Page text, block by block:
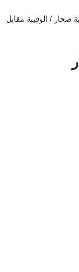
صحار / الوقيبة مقابل